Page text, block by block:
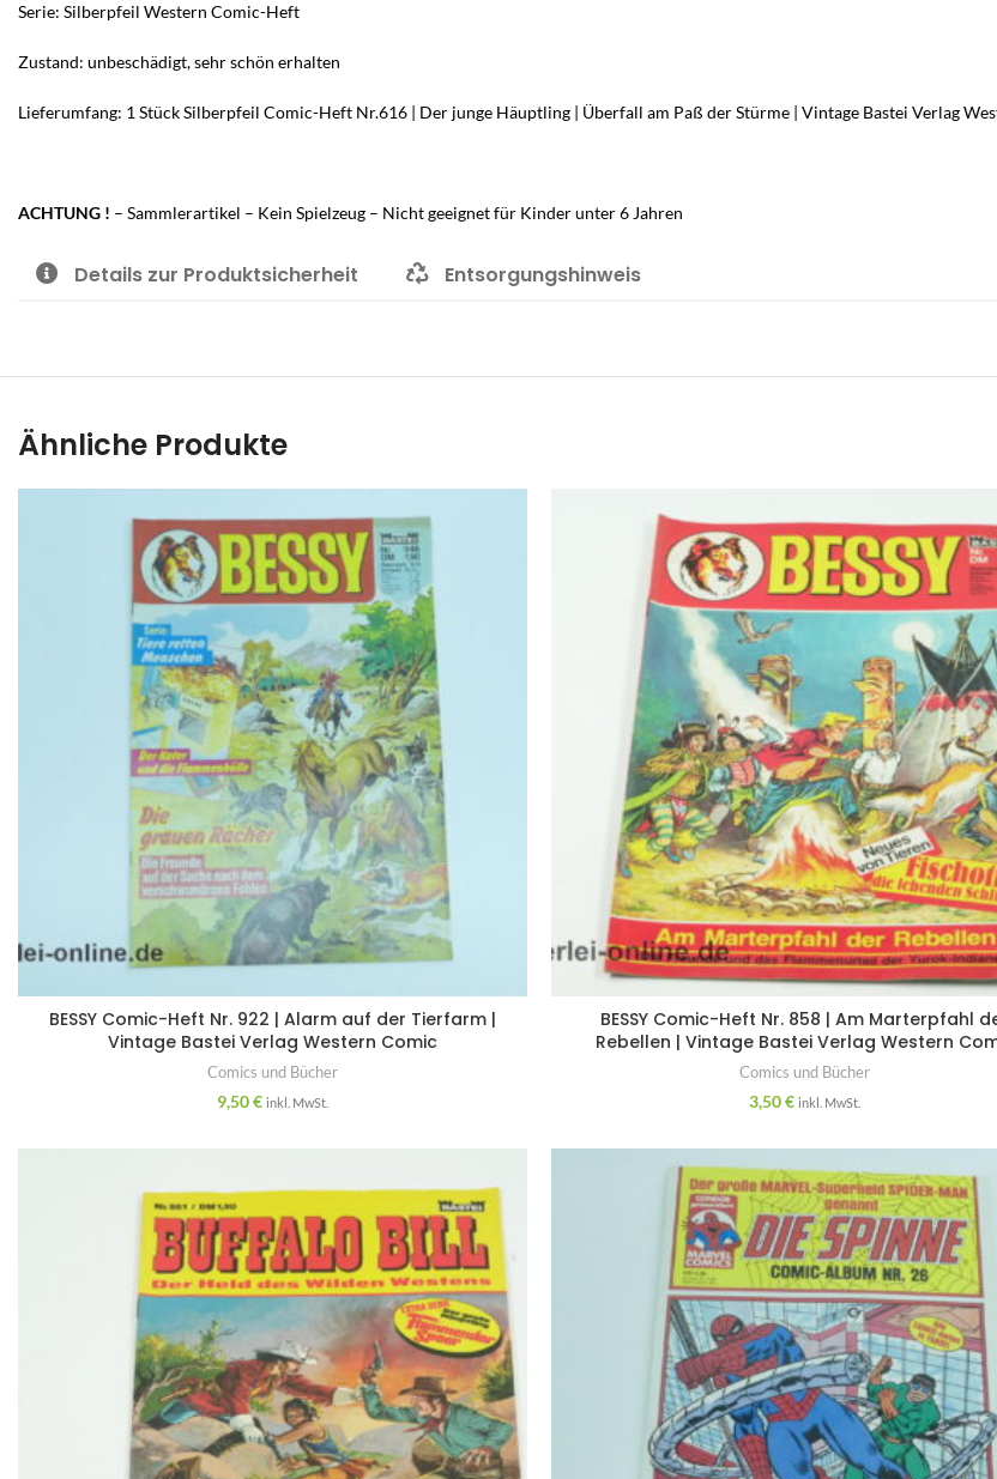
Serie: Silberpfeil Western Comic-Heft
Zustand: unbeschädigt, sehr schön erhalten
Lieferumfang: 1 Stück Silberpfeil Comic-Heft Nr.616 | Der junge Häuptling | Überfall am Paß der Stürme | Vintage Bastei Verlag
ACHTUNG ! – Sammlerartikel – Kein Spielzeug – Nicht geeignet für Kinder unter 6 Jahren
Details zur Produktsicherheit Entsorgungshinweis
Ähnliche Produkte
BESSY Comic-Heft Nr. 922 | Alarm auf der Tierfarm |
Vintage Bastei Verlag Western Comic
Comics und Bücher
9,50€ inkl. MwSt.
BESSY Comic-Heft Nr. 858 | Am Marterpfahl
Rebellen | Vintage Bastei Verlag Western
Comics und Bücher
3,50€ inkl. MwSt.